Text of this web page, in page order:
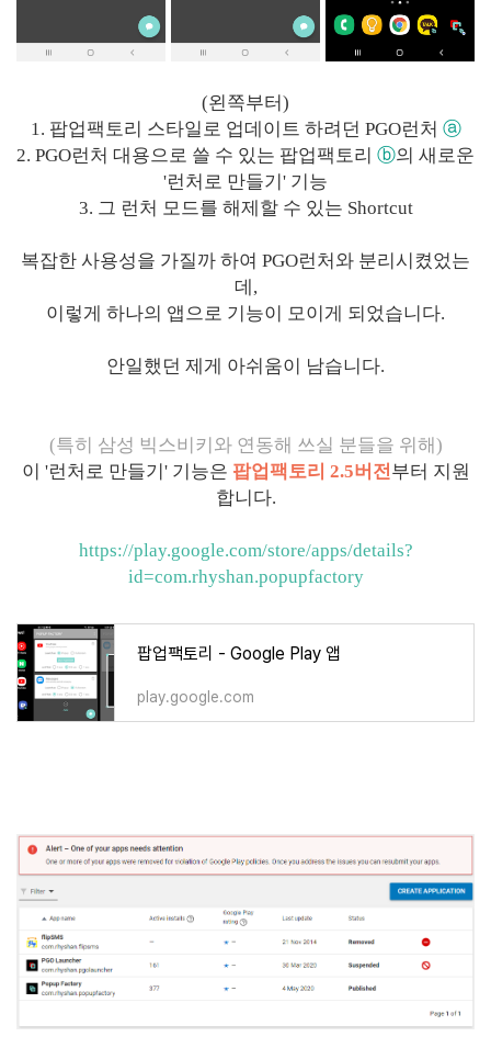
(왼쪽부터)
1. 팝업팩토리 스타일로 업데이트 하려던 PGO런처 ⓐ
2. PGO런처 대용으로 쓸 수 있는 팝업팩토리 ⓑ의 새로운
'런처로 만들기' 기능
3. 그 런처 모드를 해제할 수 있는 Shortcut
복잡한 사용성을 가질까 하여 PGO런처와 분리시켰었는
데,
이렇게 하나의 앱으로 기능이 모이게 되었습니다.
안일했던 제게 아쉬움이 남습니다.
(특히 삼성 빅스비키와 연동해 쓰실 분들을 위해)
이 '런처로 만들기' 기능은 팝업팩토리 2.5버전부터 지원
합니다.
https://play.google.com/store/apps/details?
id=com.rhyshan.popupfactory
팝업팩토리 - Google Play 앱
play.google.com